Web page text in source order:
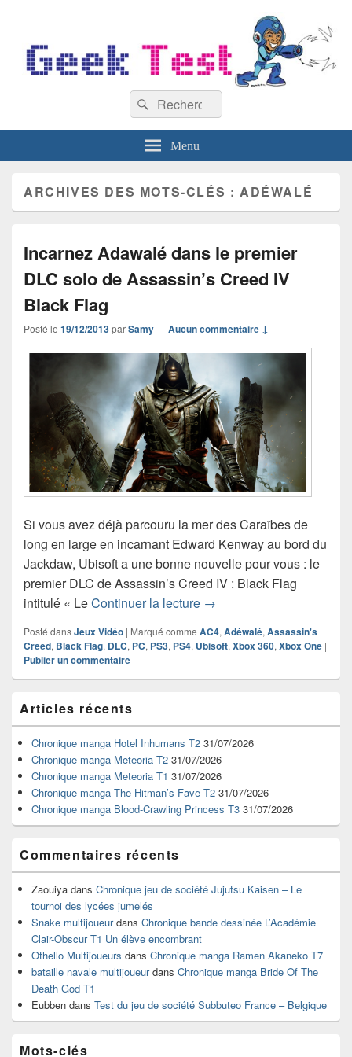
Recherche :
Rechercher
Menu
ARCHIVES DES MOTS-CLÉS :ADÉWALÉ
Incarnez Adawalé dans le premier
DLC solo de Assassin’s Creed IV
Black Flag
Posté le 19/12/2013parSamy—Aucun commentaire ↓
Si vous avez déjà parcouru la mer des Caraïbes de
long en large en incarnant Edward Kenway au bord du
Jackdaw, Ubisoft a une bonne nouvelle pour vous : le
premier DLC de Assassin’s Creed IV : Black Flag
intitulé « LeContinuer la lecture Incarnez Adawalé dans
→
Posté dansJeux Vidéo | Marqué comme AC4, Adéwalé, Assassin's
Creed, Black Flag, DLC, PC, PS3, PS4, Ubisoft, Xbox 360, Xbox One |
Publier un commentaire
principale
de
widget
pour
barre
latérale
Articles récents
Chronique manga Hotel Inhumans T2 31/07/2026
Chronique manga Meteoria T2 31/07/2026
Chronique manga Meteoria T1 31/07/2026
Chronique manga The Hitman’s Fave T2 31/07/2026
Chronique manga Blood-Crawling Princess T3 31/07/2026
Commentaires récents
Zaouiya dans Chronique jeu de société Jujutsu Kaisen – Le
tournoi des lycées jumelés
Snake multijoueurdans Chronique bande dessinée L’Académie
Clair-Obscur T1 Un élève encombrant
Othello Multijoueurs dans Chronique manga Ramen Akaneko T7
bataille navale multijoueurdans Chronique manga Bride Of The
Death God T1
Eubben dans Test du jeu de société Subbuteo France – Belgique
Mots-clés